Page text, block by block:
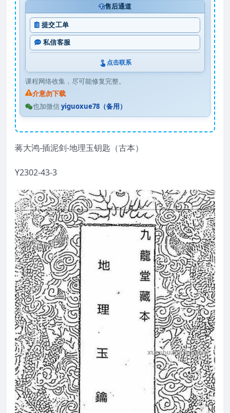
售后通道
提交工单
私信客服
点击联系
课程网络收集，尽可能修复完整。
介意勿下载
也加微信yiguoxue78（备用）
蒋大鸿-插泥剑-地理玉钥匙（古本）
Y2302-43-3